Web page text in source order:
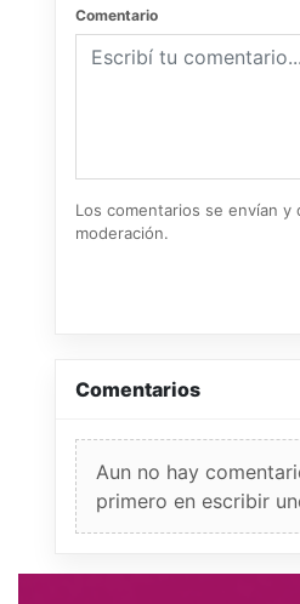
Comentario
Los comentarios se envían
moderación.
Comentarios
Aun no hay
primero en escribir